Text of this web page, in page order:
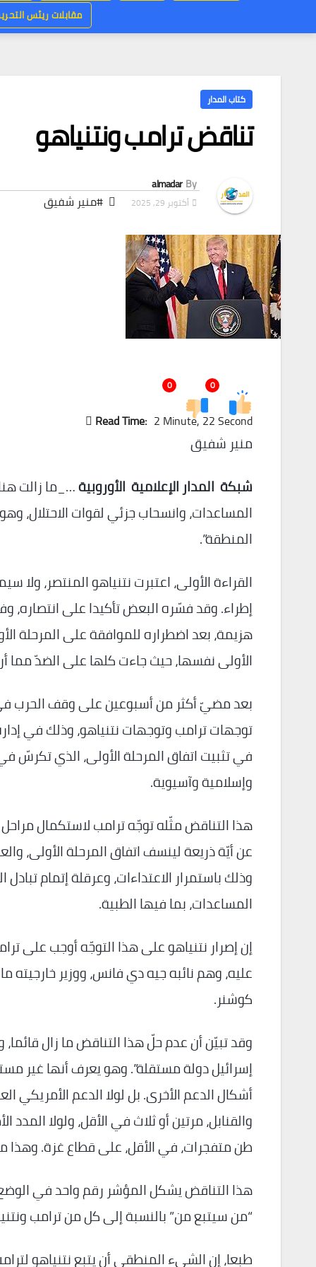
مقابلات ريئس
كتاب المدار
تناقض ترامب ونتنياهو
By
almadar
أكتوبر 29, 2025 #منير شفيق
0
0
Read Time: 2 Minute, 22 Second
منير شفيق
شبكة المدار الإعلامية الأوروبية…_ما زالت
المساعدات، وانسحاب جزئي لقوات الاحتلال،
المنطقة”.
القراءة الأولى، اعتبرت نتنياهو المنتصر،
إطراء. وقد فسّره البعض تأكيدا على انتصاره،
هزيمة، بعد اضطراره للموافقة على المرحلة
الأولى نفسها، حيث جاءت كلها على الضدّ مما
بعد مضيّ أكثر من أسبوعين على وقف الحرب في
توجهات ترامب وتوجهات نتنياهو، وذلك في
في تثبيت اتفاق المرحلة الأولى، الذي تكرسّ
وإسلامية وآسيوية.
هذا التناقض مثّله توجّه ترامب لاستكمال مراحل
عن أيّة ذريعة لينسف اتفاق المرحلة الأولى،
وذلك باستمرار الاعتداءات، وعرقلة إتمام
المساعدات، بما فيها الطبية.
إن إصرار نتنياهو على هذا التوجّه أوجب على
عليه، وهم نائبه جيه دي فانس، ووزير
كوشنر.
وقد تبيّن أن عدم حلّ هذا التناقض ما زال
إسرائيل دولة مستقلة”. وهو يعرف أنها غير
أشكال الدعم الأخرى. بل لولا الدعم الأمريكي
والقنابل، مرتين أو ثلاث في الأقل، ولولا
طن متفجرات، في الأقل، على قطاع غزة. وهذا
هذا التناقض يشكل المؤشر رقم واحد في الوضع
“من سيتبع من” بالنسبة إلى كل من ترامب
طبعا، إن الشيء المنطقي أن يتبع نتنياهو